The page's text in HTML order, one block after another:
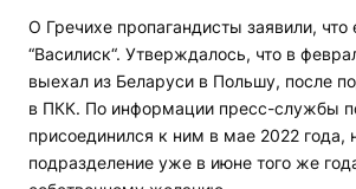
О Гречихе пропагандисты заявили, что
“Василиск“. Утверждалось, что в
выехал из Беларуси в Польшу, после
в ПКК. По информации пресс-службы
присоединился к ним в мае 2022 года,
подразделение уже в июне того же